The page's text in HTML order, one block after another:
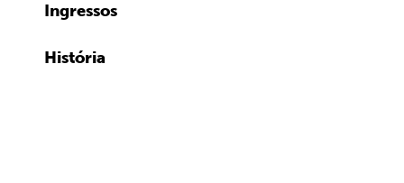
Ingressos
História